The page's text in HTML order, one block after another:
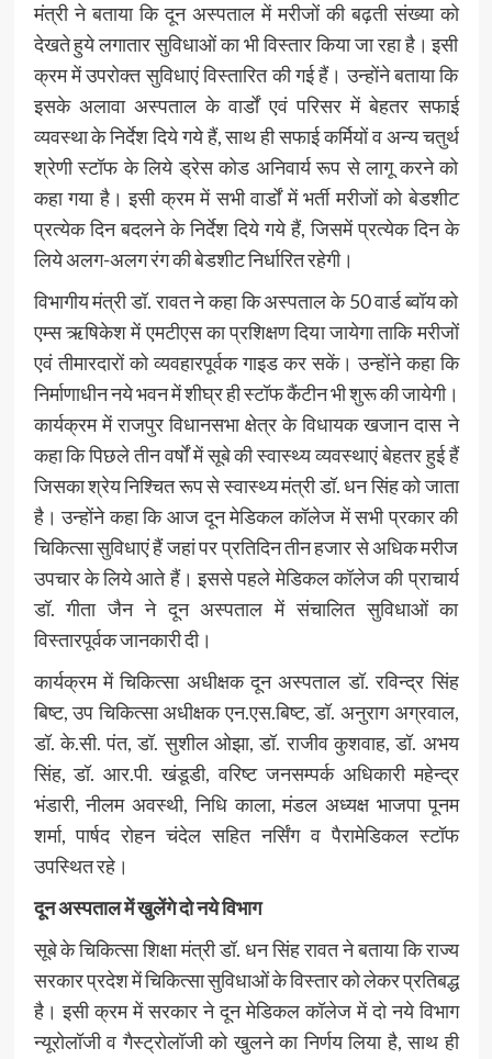
मंत्री ने बताया कि दून अस्पताल में मरीजों की बढ़ती संख्या को
देखते हुये लगातार सुविधाओं का भी विस्तार किया जा रहा है। इसी
क्रम में उपरोक्त सुविधाएं विस्तारित की गई हैं। उन्होंने बताया कि
इसके अलावा अस्पताल के वार्डों एवं परिसर में बेहतर सफाई
व्यवस्था के निर्देश दिये गये हैं, साथ ही सफाई कर्मियों व अन्य चतुर्थ
श्रेणी स्टॉफ के लिये ड्रेस कोड अनिवार्य रूप से लागू करने को
कहा गया है। इसी क्रम में सभी वार्डों में भर्ती मरीजों को बेडशीट
प्रत्येक दिन बदलने के निर्देश दिये गये हैं, जिसमें प्रत्येक दिन के
लिये अलग-अलग रंग की बेडशीट निर्धारित रहेगी।
विभागीय मंत्री डॉ. रावत ने कहा कि अस्पताल के 50 वार्ड ब्वॉय को
एम्स ऋषिकेश में एमटीएस का प्रशिक्षण दिया जायेगा ताकि मरीजों
एवं तीमारदारों को व्यवहारपूर्वक गाइड कर सकें। उन्होंने कहा कि
निर्माणाधीन नये भवन में शीघ्र ही स्टॉफ कैंटीन भी शुरू की जायेगी।
कार्यक्रम में राजपुर विधानसभा क्षेत्र के विधायक खजान दास ने
कहा कि पिछले तीन वर्षों में सूबे की स्वास्थ्य व्यवस्थाएं बेहतर हुई हैं
जिसका श्रेय निश्चित रूप से स्वास्थ्य मंत्री डॉ. धन सिंह को जाता
है। उन्होंने कहा कि आज दून मेडिकल कॉलेज में सभी प्रकार की
चिकित्सा सुविधाएं हैं जहां पर प्रतिदिन तीन हजार से अधिक मरीज
उपचार के लिये आते हैं। इससे पहले मेडिकल कॉलेज की प्राचार्य
डॉ. गीता जैन ने दून अस्पताल में संचालित सुविधाओं का
विस्तारपूर्वक जानकारी दी।
कार्यक्रम में चिकित्सा अधीक्षक दून अस्पताल डॉ. रविन्द्र सिंह
बिष्ट, उप चिकित्सा अधीक्षक एन.एस.बिष्ट, डॉ. अनुराग अग्रवाल,
डॉ. के.सी. पंत, डॉ. सुशील ओझा, डॉ. राजीव कुशवाह, डॉ. अभय
सिंह, डॉ. आर.पी. खंडूडी, वरिष्ट जनसम्पर्क अधिकारी महेन्द्र
भंडारी, नीलम अवस्थी, निधि काला, मंडल अध्यक्ष भाजपा पूनम
शर्मा, पार्षद रोहन चंदेल सहित नर्सिंग व पैरामेडिकल स्टॉफ
उपस्थित रहे।
दून अस्पताल में खुलेंगे दो नये विभाग
सूबे के चिकित्सा शिक्षा मंत्री डॉ. धन सिंह रावत ने बताया कि राज्य
सरकार प्रदेश में चिकित्सा सुविधाओं के विस्तार को लेकर प्रतिबद्ध
है। इसी क्रम में सरकार ने दून मेडिकल कॉलेज में दो नये विभाग
न्यूरोलॉजी व गैस्ट्रोलॉजी को खुलने का निर्णय लिया है, साथ ही